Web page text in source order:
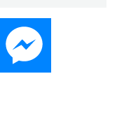
WhatsApp